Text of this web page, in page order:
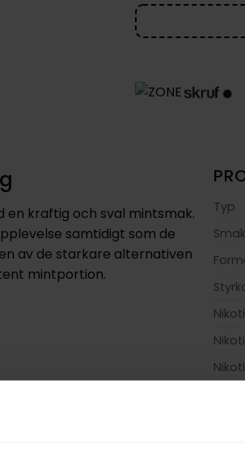
en kraftig och sval mintsmak.
samtidigt som de
av de starkare alternativen
mintportion.
Typ
Smak